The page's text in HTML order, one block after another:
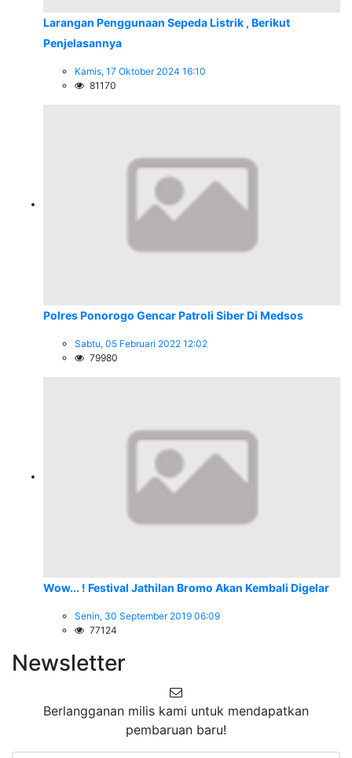
Larangan Penggunaan Sepeda Listrik , Berikut
Penjelasannya
Kamis, 17 Oktober 2024 16:10
81170
Polres Ponorogo Gencar Patroli Siber Di Medsos
Sabtu, 05 Februari 2022 12:02
79980
Wow... ! Festival Jathilan Bromo Akan Kembali Digelar
Senin, 30 September 2019 06:09
77124
Newsletter
Berlangganan milis kami untuk mendapatkan
pembaruan baru!